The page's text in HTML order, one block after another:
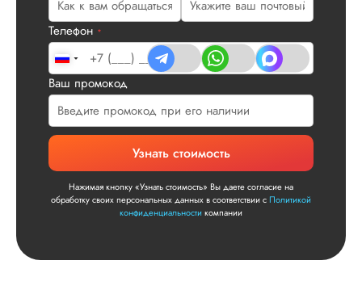
Телефон *
Ваш промокод
Узнать стоимость
Нажимая кнопку «Узнать стоимость» Вы даете согласие на
обработку своих персональных данных в соответствии сПолитикой
конфиденциальностикомпании
улыбкой!
Сергей
Вид работы:
Диссертация
2025-11-15
Диссертация по
математике была
Понравилось, как
выполнили все